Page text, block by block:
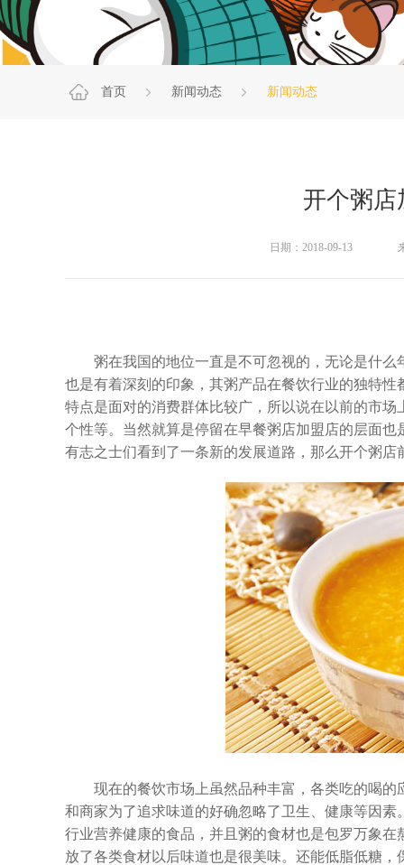
首页 新闻动态 新闻动态
开个粥店
日期：2018-09-13
粥在我国的地位一直是不可忽视的，无论是什么
也是有着深刻的印象，其粥产品在餐饮行业的独特
特点是面对的消费群体比较广，所以说在以前的市场
个性等。当然就算是停留在早餐粥店加盟店的层面
有志之士们看到了一条新的发展道路，那么开个粥店
现在的餐饮市场上虽然品种丰富，各类吃的喝的
和商家为了追求味道的好确忽略了卫生、健康等因
行业营养健康的食品，并且粥的食材也是包罗万象
放了各类食材以后味道也是很美味。还能低脂低糖